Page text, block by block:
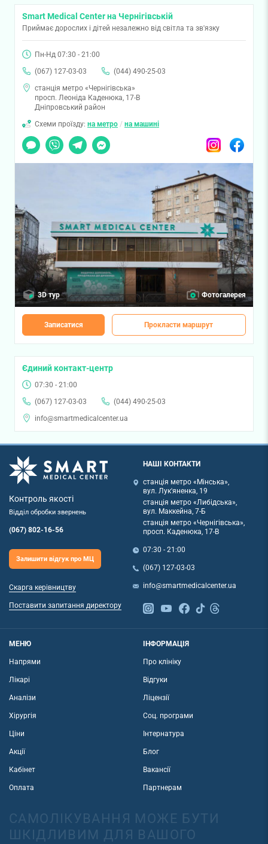
Smart Medical Center на Чернігівській
Приймає дорослих і дітей незалежно від світла та зв'язку
Пн-Нд 07:30 - 21:00
(067) 127-03-03
(044) 490-25-03
станція метро «Чернігівська»
просп. Леоніда Каденюка, 17-В
Дніпровський район
Схеми проїзду: на метро / на машині
Чат
Viber TelegramMessenger InstagramFacebook
3D тур Фотогалерея
Записатися Прокласти маршрут
Єдиний контакт-центр
07:30 - 21:00
(067) 127-03-03
(044) 490-25-03
info@smartmedicalcenter.ua
Контроль якості
Відділ обробки звернень
(067) 802-16-56
Залишити відгук про МЦ
Скарга керівництву
Поставити запитання директору
НАШІ КОНТАКТИ
станція метро «Мінська»,
вул. Лук'яненка, 19
станція метро «Либідська»,
вул. Маккейна, 7-Б
станція метро «Чернігівська»,
просп. Каденюка, 17-В
07:30 - 21:00
(067) 127-03-03
info@smartmedicalcenter.ua
МЕНЮ
Напрями
Лікарі
Аналізи
Хірургія
Ціни
Акції
Кабінет
Оплата
ІНФОРМАЦІЯ
Про клініку
Відгуки
Ліцензії
Соц. програми
Інтернатура
Блог
Вакансії
Партнерам
САМОЛІКУВАННЯ МОЖЕ БУТИ
ШКІДЛИВИМ ДЛЯ ВАШОГО